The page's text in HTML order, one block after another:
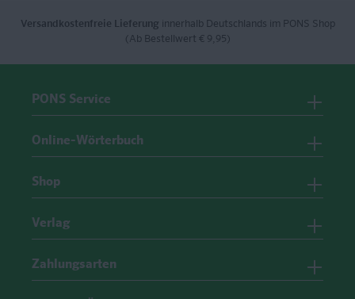
Versandkostenfreie Lieferung innerhalb Deutschlands im PONS Shop
(Ab Bestellwert € 9,95)
PONS Service
Online-Wörterbuch
Shop
Verlag
Zahlungsarten